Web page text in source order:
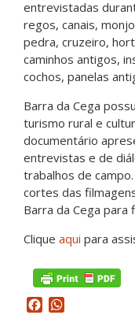
entrevistadas
regos, canais,
pedra, cruzeiro,
caminhos antigos,
cochos, panelas
Barra da Cega
turismo rural e
documentário
entrevistas e de
trabalhos de
cortes das
Barra da Cega
Clique aqui para
Facebook